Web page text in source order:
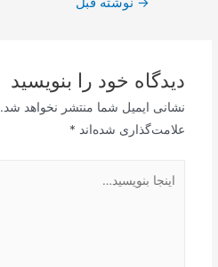
دیدگاه‌ خود را بنویسید
نشانی ایمیل شما منتشر نخواهد شد.
علامت‌گذاری شده‌اند *
بنویسید…